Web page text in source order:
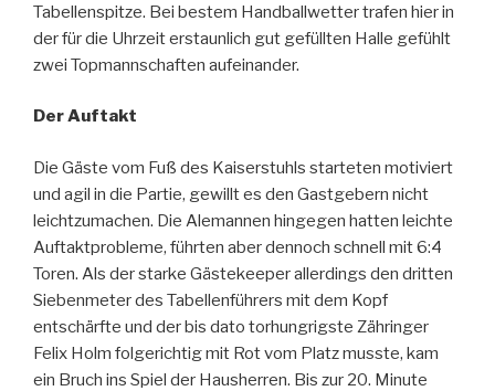
Tabellenspitze. Bei bestem Handballwetter trafen hier in
der für die Uhrzeit erstaunlich gut gefüllten Halle gefühlt
zwei Topmannschaften aufeinander.
Der Auftakt
Die Gäste vom Fuß des Kaiserstuhls starteten motiviert
und agil in die Partie, gewillt es den Gastgebern nicht
leichtzumachen. Die Alemannen hingegen hatten leichte
Auftaktprobleme, führten aber dennoch schnell mit 6:4
Toren. Als der starke Gästekeeper allerdings den dritten
Siebenmeter des Tabellenführers mit dem Kopf
entschärfte und der bis dato torhungrigste Zähringer
Felix Holm folgerichtig mit Rot vom Platz musste, kam
ein Bruch ins Spiel der Hausherren. Bis zur 20. Minute